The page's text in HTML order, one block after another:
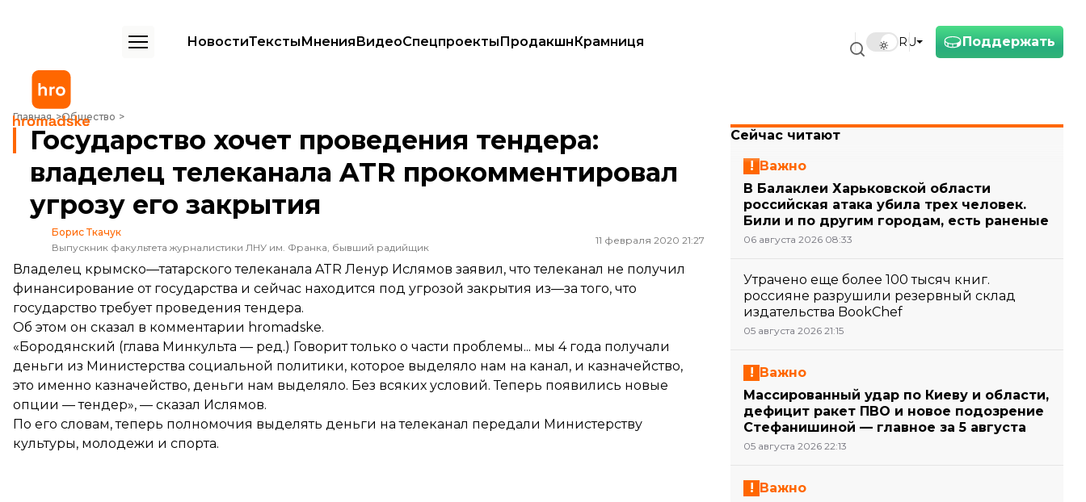
Поддержать
RU
НовостиТекстыМненияВидеоСпецпроектыПродакшнКрамниця
Главная Общество
Государство хочет проведения тендера: владелец телеканала ATR прокомментировал угрозу его закрытия
Государство хочет проведения тендера:
владелец телеканала ATR прокомментировал
угрозу его закрытия
Борис Ткачук
Выпускник факультета журналистики ЛНУ им. Франка, бывший радийщик
11 февраля 2020 21:27
Владелец крымско—татарского телеканала ATR Ленур Ислямов заявил, что телеканал не получил
финансирование от государства и сейчас находится под угрозой закрытия из—за того, что
государство требует проведения тендера.
Об этом он сказал в комментарии hromadske.
«Бородянский (глава Минкульта — ред.) Говорит только о части проблемы... мы 4 года получали
деньги из Министерства социальной политики, которое выделяло нам на канал, и казначейство,
это именно казначейство, деньги нам выделяло. Без всяких условий. Теперь появились новые
опции — тендер», — сказал Ислямов.
По его словам, теперь полномочия выделять деньги на телеканал передали Министерству
культуры, молодежи и спорта.
Сейчас читают
Важно
В Балаклеи Харьковской области
российская атака убила трех человек.
Били и по другим городам, есть раненые
06 августа 2026 08:33
Утрачено еще более 100 тысяч книг.
россияне разрушили резервный склад
издательства BookChef
05 августа 2026 21:15
Важно
Массированный удар по Киеву и области,
дефицит ракет ПВО и новое подозрение
Стефанишиной — главное за 5 августа
05 августа 2026 22:13
Важно